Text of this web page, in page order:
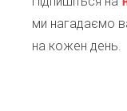
ми нагадаємо
на кожен день.